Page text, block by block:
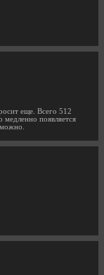
еще. Всего 512
появляется